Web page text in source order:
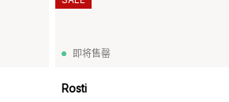
即将售罄
Rosti